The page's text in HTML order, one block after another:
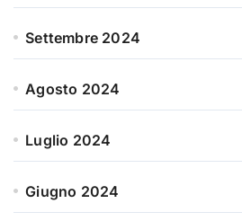
Settembre 2024
Agosto 2024
Luglio 2024
Giugno 2024